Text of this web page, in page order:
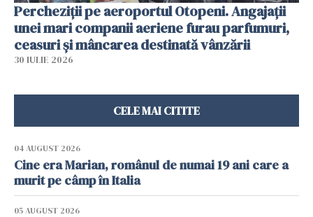
Percheziții pe aeroportul Otopeni. Angajații
unei mari companii aeriene furau parfumuri,
ceasuri și mâncarea destinată vânzării
30 IULIE 2026
CELE MAI CITITE
04 AUGUST 2026
Cine era Marian, românul de numai 19 ani care a
murit pe câmp în Italia
05 AUGUST 2026